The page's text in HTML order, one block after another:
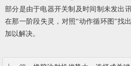
部分是由于电器开关制及时间制未发出
在那一阶段失灵，对照“动作循环图”找
加以解决。